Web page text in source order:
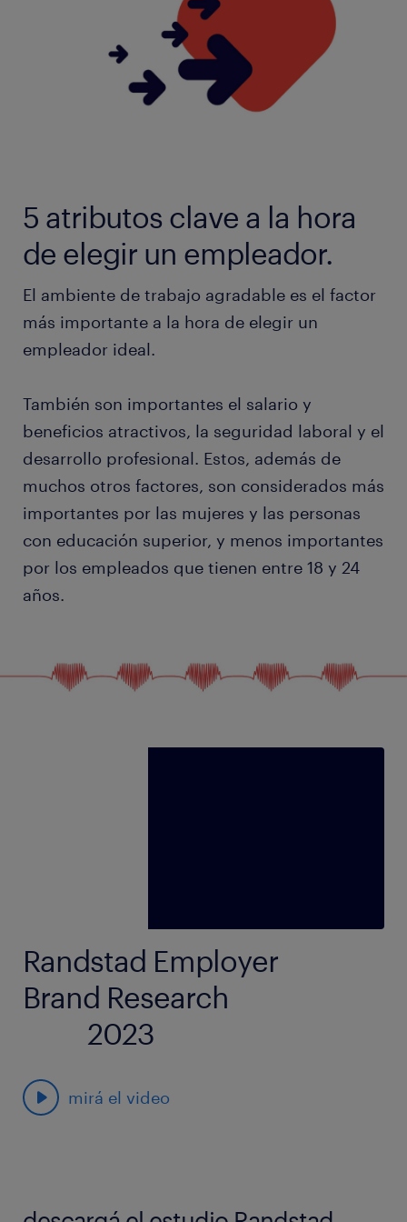
5 atributos clave a la hora
de elegir un empleador.
El ambiente de trabajo agradable es el factor
más importante a la hora de elegir un
empleador ideal.
También son importantes el salario y
beneficios atractivos, la seguridad laboral y el
desarrollo profesional. Estos, además de
muchos otros factores, son considerados más
importantes por las mujeres y las personas
con educación superior, y menos importantes
por los empleados que tienen entre 18 y 24
años.
Randstad Employer
Brand Research
2023
mirá el video